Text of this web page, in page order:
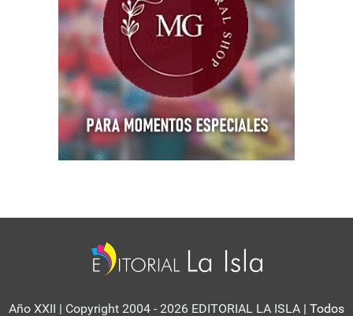
Año XXII | Copyright 2004 - 2026 EDITORIAL LA ISLA | Todos